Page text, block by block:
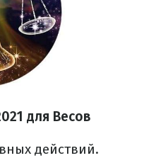
для Весов
действий.